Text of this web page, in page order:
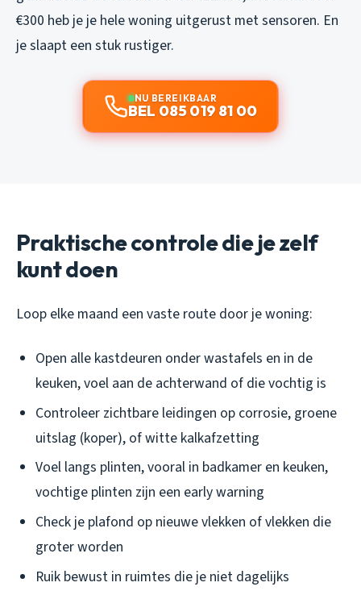
€300 heb je je hele woning uitgerust met sensoren. En
je slaapt een stuk rustiger.
NU BEREIKBAAR
BEL 085 019 81 00
Praktische controle die je zelf
kunt doen
Loop elke maand een vaste route door je woning:
Open alle kastdeuren onder wastafels en in de
keuken, voel aan de achterwand of die vochtig is
Controleer zichtbare leidingen op corrosie, groene
uitslag (koper), of witte kalkafzetting
Voel langs plinten, vooral in badkamer en keuken,
vochtige plinten zijn een early warning
Check je plafond op nieuwe vlekken of vlekken die
groter worden
Ruik bewust in ruimtes die je niet dagelijks